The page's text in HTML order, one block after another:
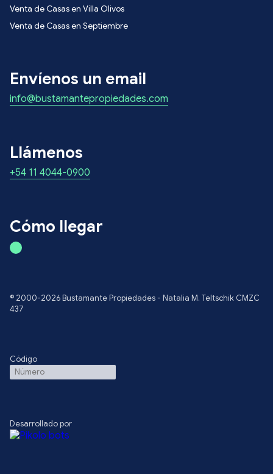
Venta de Casas en Villa Olivos
Venta de Casas en Septiembre
Envíenos un email
info@bustamantepropiedades.com
Llámenos
+54 11 4044-0900
Cómo llegar
© 2000-2026 Bustamante Propiedades - Natalia M. Teltschik CMZC
437
Código
Desarrollado por